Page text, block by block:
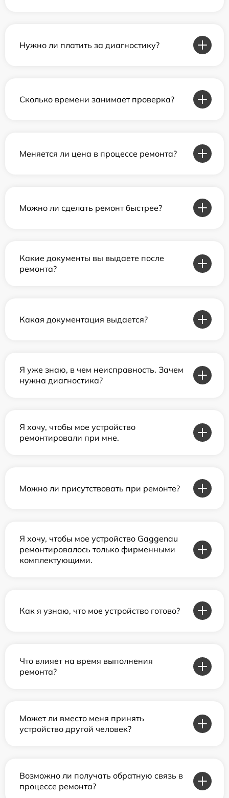
Нужно ли платить за диагностику?
Сколько времени занимает проверка?
Меняется ли цена в процессе ремонта?
Можно ли сделать ремонт быстрее?
Какие документы вы выдаете после
ремонта?
Какая документация выдается?
Я уже знаю, в чем неисправность. Зачем
нужна диагностика?
Я хочу, чтобы мое устройство
ремонтировали при мне.
Можно ли присутствовать при ремонте?
Я хочу, чтобы мое устройство Gaggenau
ремонтировалось только фирменными
комплектующими.
Как я узнаю, что мое устройство готово?
Что влияет на время выполнения
ремонта?
Может ли вместо меня принять
устройство другой человек?
Возможно ли получать обратную связь в
процессе ремонта?